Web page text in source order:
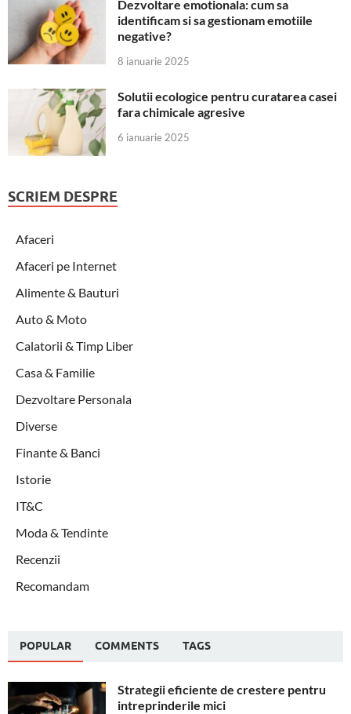
Dezvoltare emotionala: cum sa
identificam si sa gestionam emotiile
negative?
8 ianuarie 2025
Solutii ecologice pentru curatarea casei
fara chimicale agresive
6 ianuarie 2025
SCRIEM DESPRE
Afaceri
Afaceri pe Internet
Alimente & Bauturi
Auto & Moto
Calatorii & Timp Liber
Casa & Familie
Dezvoltare Personala
Diverse
Finante & Banci
Istorie
IT&C
Moda & Tendinte
Recenzii
Recomandam
POPULAR COMMENTS TAGS
Strategii eficiente de crestere pentru
intreprinderile mici